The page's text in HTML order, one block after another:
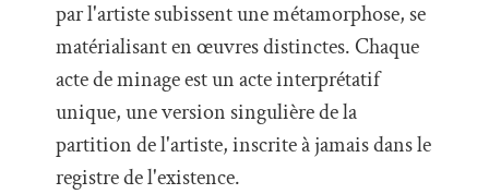
par l'artiste subissent une métamorphose, se
matérialisant en œuvres distinctes. Chaque
acte de minage est un acte interprétatif
unique, une version singulière de la
partition de l'artiste, inscrite à jamais dans le
registre de l'existence.